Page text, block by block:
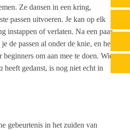
Ze dansen in een kring,
passen uitvoeren. Je kan op elk
instappen of verlaten. Na een paar
de passen al onder de knie, en het
beginners om aan mee te doen. Wie
heeft gedanst, is nog niet echt in
gebeurtenis in het zuiden van